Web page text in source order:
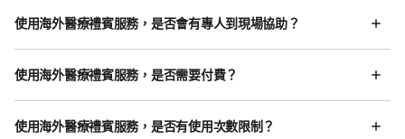
使用海外醫療禮賓服務，是否會有專人到現場協助？
使用海外醫療禮賓服務，是否需要付費？
使用海外醫療禮賓服務，是否有使用次數限制？